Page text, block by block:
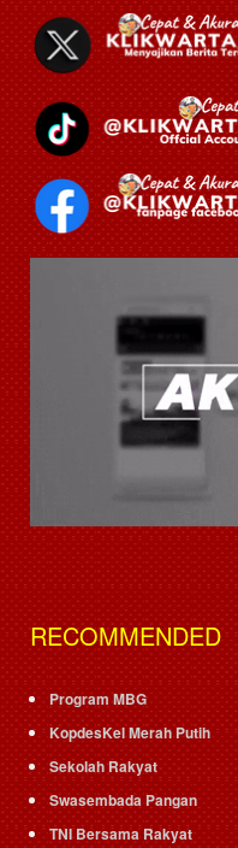
RECOMMENDED
Program MBG
KopdesKel Merah Putih
Sekolah Rakyat
Swasembada Pangan
TNI Bersama Rakyat